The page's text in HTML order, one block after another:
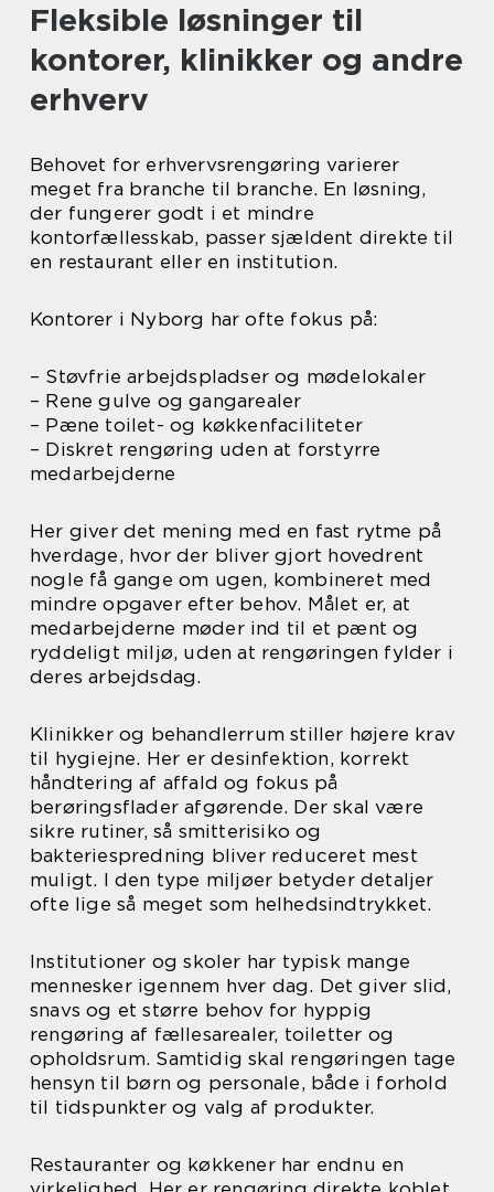
Fleksible løsninger til
kontorer, klinikker og andre
erhverv
Behovet for erhvervsrengøring varierer
meget fra branche til branche. En løsning,
der fungerer godt i et mindre
kontorfællesskab, passer sjældent direkte til
en restaurant eller en institution.
Kontorer i Nyborg har ofte fokus på:
– Støvfrie arbejdspladser og mødelokaler
– Rene gulve og gangarealer
– Pæne toilet- og køkkenfaciliteter
– Diskret rengøring uden at forstyrre
medarbejderne
Her giver det mening med en fast rytme på
hverdage, hvor der bliver gjort hovedrent
nogle få gange om ugen, kombineret med
mindre opgaver efter behov. Målet er, at
medarbejderne møder ind til et pænt og
ryddeligt miljø, uden at rengøringen fylder i
deres arbejdsdag.
Klinikker og behandlerrum stiller højere krav
til hygiejne. Her er desinfektion, korrekt
håndtering af affald og fokus på
berøringsflader afgørende. Der skal være
sikre rutiner, så smitterisiko og
bakteriespredning bliver reduceret mest
muligt. I den type miljøer betyder detaljer
ofte lige så meget som helhedsindtrykket.
Institutioner og skoler har typisk mange
mennesker igennem hver dag. Det giver slid,
snavs og et større behov for hyppig
rengøring af fællesarealer, toiletter og
opholdsrum. Samtidig skal rengøringen tage
hensyn til børn og personale, både i forhold
til tidspunkter og valg af produkter.
Restauranter og køkkener har endnu en